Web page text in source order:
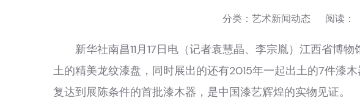
分类： 艺术新闻动态 阅读：
新华社南昌11月17日电（记者袁慧晶、李宗胤）江西省博物
土的精美龙纹漆盘，同时展出的还有2015年一起出土的7件漆
复达到展陈条件的首批漆木器，是中国漆艺辉煌的实物见证。